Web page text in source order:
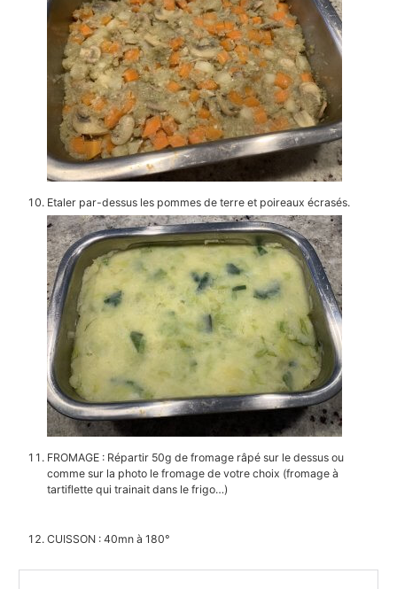
Etaler par-dessus les pommes de terre et poireaux écrasés.
FROMAGE : Répartir 50g de fromage râpé sur le dessus ou
comme sur la photo le fromage de votre choix (fromage à
tartiflette qui trainait dans le frigo…)
CUISSON : 40mn à 180°